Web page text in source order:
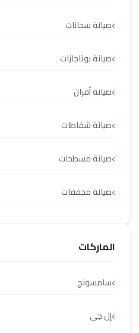
صيانة سخانات
صيانة بوتاجازات
صيانة أفران
صيانة شفاطات
صيانة مسطحات
صيانة مجففات
الماركات
سامسونج
إل جي